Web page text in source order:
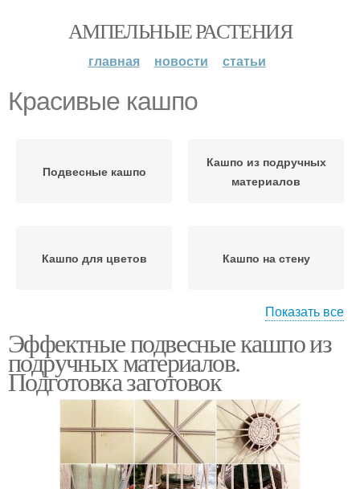
АМПЕЛЬНЫЕ РАСТЕНИЯ
главная новости статьи
Красивые кашпо
Подвесные кашпо
Кашпо из подручных
материалов
Кашпо для цветов Кашпо на стену
Подвесное кашпо Кашпо из джута
Стильные кашпо Материал для кашпо
Показать все
Эффектные подвесные кашпо из
подручных материалов.
Подготовка заготовок